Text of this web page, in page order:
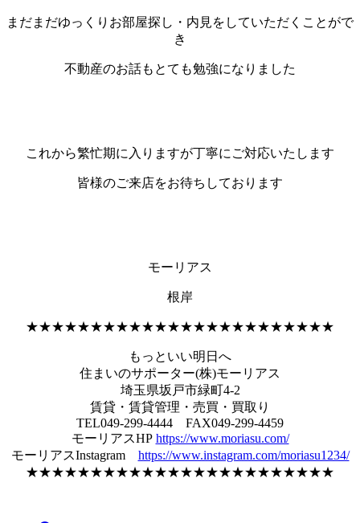
まだまだゆっくりお部屋探し・内見をしていただくことがで
き
不動産のお話もとても勉強になりました
これから繁忙期に入りますが丁寧にご対応いたします
皆様のご来店をお待ちしております
モーリアス
根岸
★★★★★★★★★★★★★★★★★★★★★★★★
もっといい明日へ
住まいのサポーター(株)モーリアス
埼玉県坂戸市緑町4-2
賃貸・賃貸管理・売買・買取り
TEL049-299-4444 FAX049-299-4459
モーリアスHP https://www.moriasu.com/
モーリアスInstagram https://www.instagram.com/moriasu1234/
★★★★★★★★★★★★★★★★★★★★★★★★